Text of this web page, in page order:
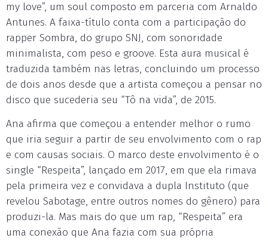
my love”, um soul composto em parceria com Arnaldo
Antunes. A faixa-título conta com a participação do
rapper Sombra, do grupo SNJ, com sonoridade
minimalista, com peso e groove. Esta aura musical é
traduzida também nas letras, concluindo um processo
de dois anos desde que a artista começou a pensar no
disco que sucederia seu “Tô na vida”, de 2015.
Ana afirma que começou a entender melhor o rumo
que iria seguir a partir de seu envolvimento com o rap
e com causas sociais. O marco deste envolvimento é o
single “Respeita”, lançado em 2017, em que ela rimava
pela primeira vez e convidava a dupla Instituto (que
revelou Sabotage, entre outros nomes do gênero) para
produzi-la. Mas mais do que um rap, “Respeita” era
uma conexão que Ana fazia com sua própria